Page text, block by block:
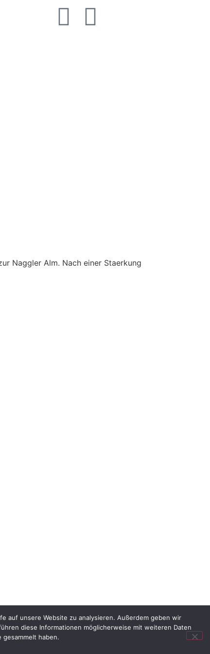
Naggler Alm. Nach einer Staerkung
auf unsere Website zu analysieren. Außerdem geben wir
diese Informationen möglicherweise mit weiteren Daten
gesammelt haben.